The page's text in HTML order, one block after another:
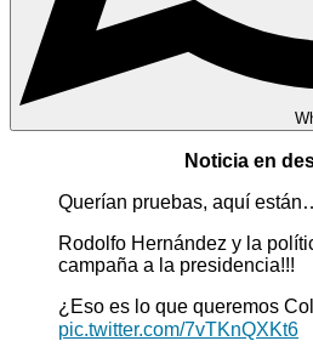
Noticia en
Querían pruebas, aquí
Rodolfo Hernández y la
campaña a la presidencia!!!
¿Eso es lo que queremos
pic.twitter.com/7vTKnQXKt6